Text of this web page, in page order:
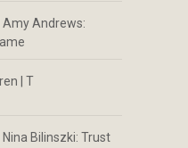
Amy Andrews:
| T
Bilinszki: Trust